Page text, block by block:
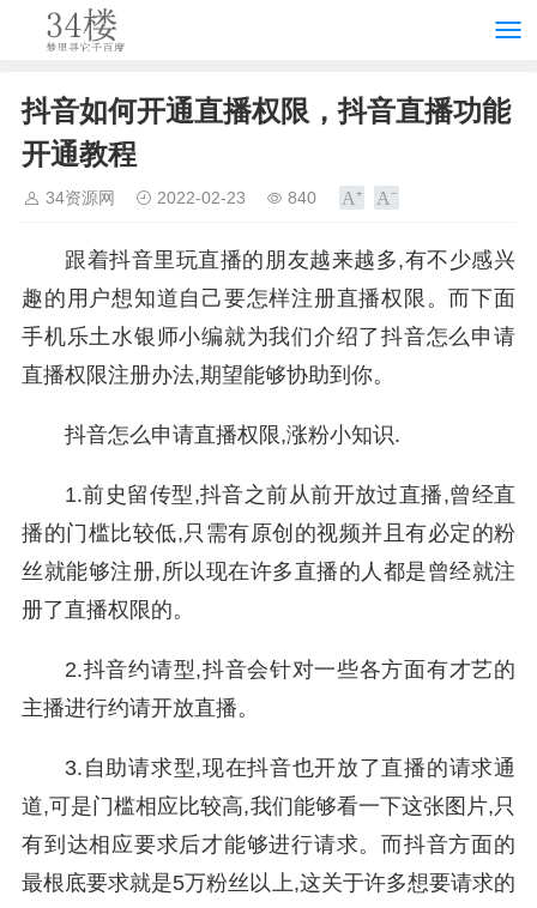
抖音如何开通直播权限，抖音直播功能
开通教程
34资源网 2022-02-23 840
跟着抖音里玩直播的朋友越来越多,有不少感兴
趣的用户想知道自己要怎样注册直播权限 。而下面
手机乐土水银师小编就为我们介绍了抖音怎么申请
直播权限注册办法,期望能够协助到你。
抖音怎么申请直播权限,涨粉小知识.
1.前史留传型,抖音之前从前开放过直播,曾经直
播的门槛比较低,只需有原创的视频并且有必定的粉
丝就能够注册,所以现在许多直播的人都是曾经就注
册了直播权限的。
2.抖音约请型,抖音会针对一些各方面有才艺的
主播进行约请开放直播。
3.自助请求型,现在抖音也开放了直播的请求通
道,可是门槛相应比较高,我们能够看一下这张图片,只
有到达相应要求后才能够进行请求。而抖音方面的
最根底要求就是5万粉丝以上,这关于许多想要请求的